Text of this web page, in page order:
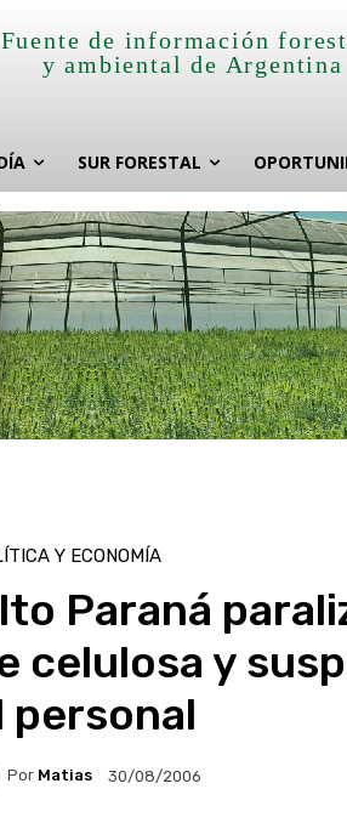
Fuente de información
y ambiental de
SUR FORESTAL
Y ECONOMÍA
Paraná
celulosa y
personal
Por Matias 30/08/2006